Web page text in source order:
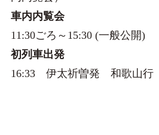
車内内覧会
11:30ごろ～15:30 (一般公開)
初列車出発
16:33 伊太祈曽発 和歌山行